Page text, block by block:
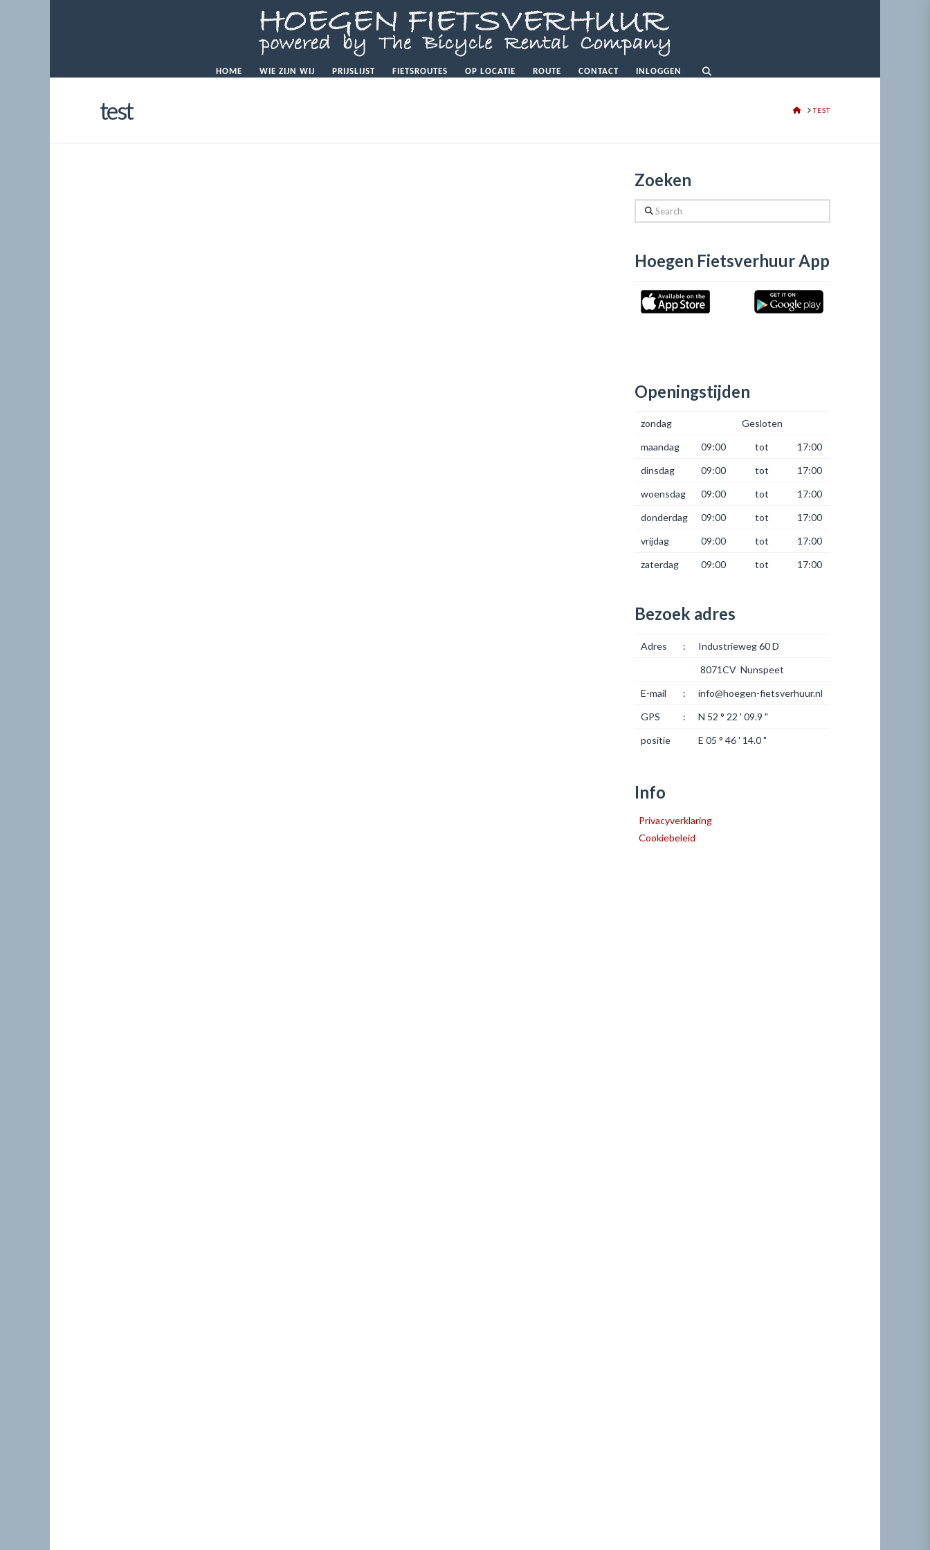
HOME WIE ZIJN WIJ PRIJSLIJST FIETSROUTES OP LOCATIE ROUTE CONTACT INLOGGEN
test HOME
TEST
Zoeken
Search
Hoegen Fietsverhuur App
Openingstijden
zondag
Gesloten
maandag
09:00 tot
17:00
dinsdag
09:00 tot
17:00
woensdag
09:00 tot
17:00
donderdag
09:00 tot
17:00
vrijdag
09:00 tot
17:00
zaterdag
09:00 tot 17:00
Bezoek adres
Adres :
Industrieweg 60 D
8071CV Nunspeet
E-mail
:
info@hoegen-fietsverhuur.nl
GPS
:
N 52 ° 22 ' 09.9 "
positie
E 05 ° 46 ' 14.0 "
Info
Privacyverklaring
Cookiebeleid